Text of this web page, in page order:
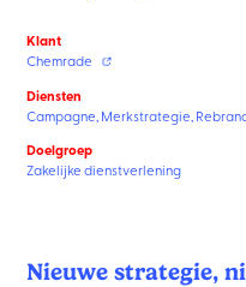
Klant
Chemrade
Diensten
Campagne Merkstrategie
Doelgroep
Zakelijke dienstverlening
Nieuwe strategie,